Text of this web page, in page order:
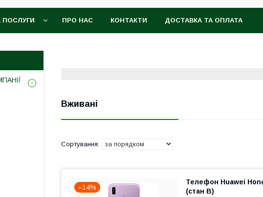
ПОСЛУГИ ПРО НАС КОНТАКТИ ДОСТАВКА ТА ОПЛАТА
Вживані
–14%
Телефон Huawei
(стан B)